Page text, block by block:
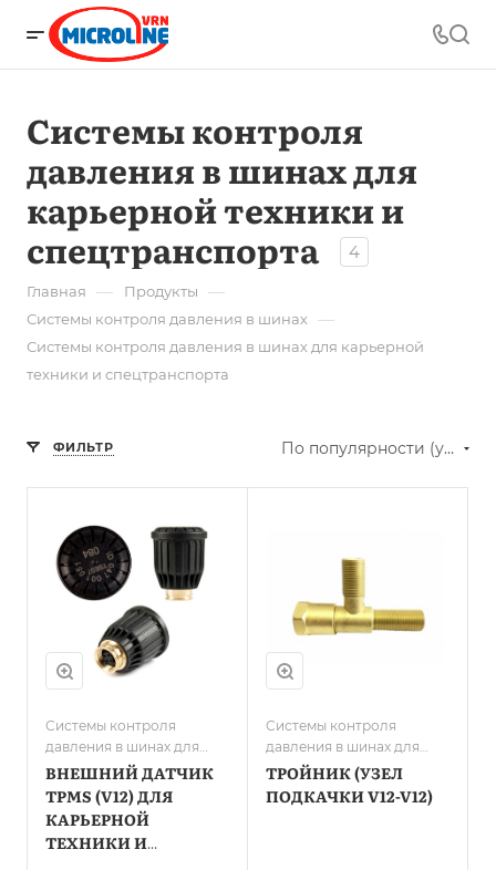
Системы контроля
давления в шинах для
карьерной техники и
спецтранспорта
4
Главная — Продукты —
Системы контроля давления в шинах —
Системы контроля давления в шинах для карьерной
техники и спецтранспорта
ФИЛЬТР По популярности (убывание)
Системы контроля
давления в шинах для
карьерной техники и
спецтранспорта
ВНЕШНИЙ ДАТЧИК
TPMS (V12) ДЛЯ
КАРЬЕРНОЙ
ТЕХНИКИ И
Системы контроля
давления в шинах для
карьерной техники и
спецтранспорта
ТРОЙНИК (УЗЕЛ
ПОДКАЧКИ V12-V12)